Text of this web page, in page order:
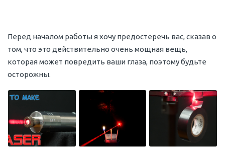
Перед началом работы я хочу предостеречь вас, сказав о
том, что это действительно очень мощная вещь,
которая может повредить ваши глаза, поэтому будьте
осторожны.